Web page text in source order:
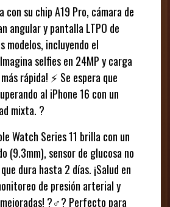
con su chip A19 Pro, cámara de
angular y pantalla LTPO de
modelos, incluyendo el
selfies en 24MP y carga
rápida! ⚡ Se espera que
al iPhone 16 con un
mixta. ?
Watch Series 11 brilla con un
(9.3mm), sensor de glucosa no
dura hasta 2 días. ¡Salud en
de presión arterial y
?‍♂️? Perfecto para